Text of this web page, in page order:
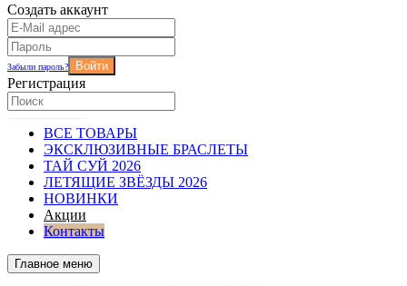
Создать аккаунт
Забыли пароль? Войти
Регистрация
ВСЕ ТОВАРЫ
ЭКСКЛЮЗИВНЫЕ БРАСЛЕТЫ
ТАЙ СУЙ 2026
ЛЕТЯЩИЕ ЗВЁЗДЫ 2026
НОВИНКИ
Акции
Контакты
Главное меню